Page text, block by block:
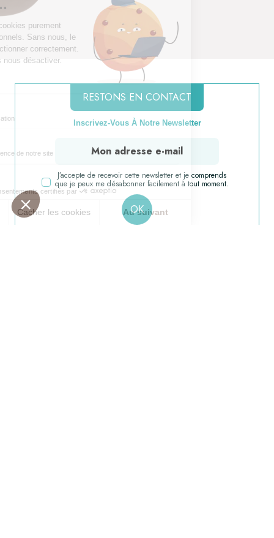
RESTONS EN CONTACT
Inscrivez-Vous À Notre Newsletter
J’accepte de recevoir cette newsletter et je comprends
que je peux me désabonner facilement à tout moment.
OK